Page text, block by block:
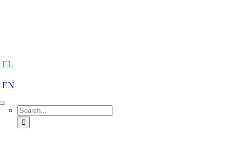
EL
EN
Search
for: